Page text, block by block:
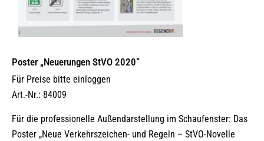
Poster „Neuerungen StVO 2020“
Für Preise bitte einloggen
Art.-Nr.: 84009
Für die professionelle Außendarstellung im Schaufenster: Das
Poster „Neue Verkehrszeichen- und Regeln – StVO-Novelle